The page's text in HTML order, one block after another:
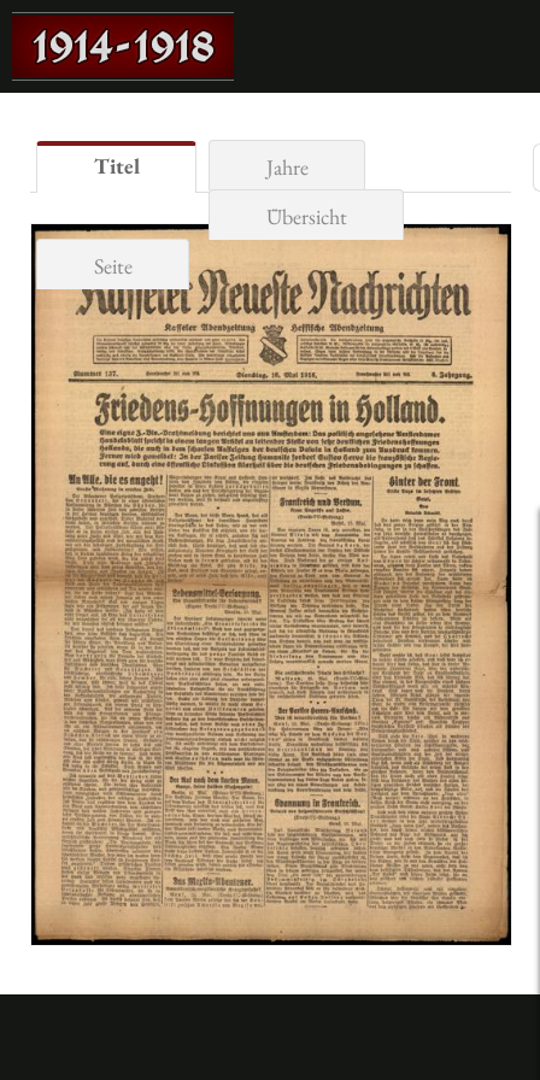
Titel
Jahre
Übersicht
Seite